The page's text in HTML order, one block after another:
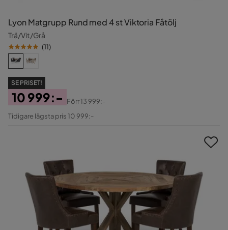
Lyon Matgrupp Rund med 4 st Viktoria Fåtölj
Trä/Vit/Grå
(11)
SE PRISET!
Pris
10 999:-
Original
Förr13 999:-
Tidigare lägsta pris 10 999:-